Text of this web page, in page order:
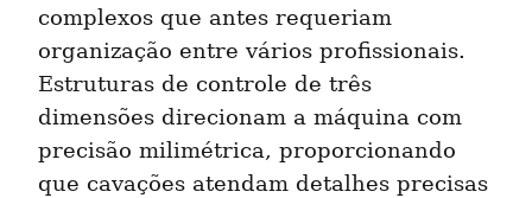
complexos que antes requeriam
organização entre vários profissionais.
Estruturas de controle de três
dimensões direcionam a máquina com
precisão milimétrica, proporcionando
que cavações atendam detalhes precisas